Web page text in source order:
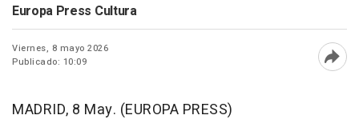
Europa Press Cultura
Viernes, 8 mayo 2026
Publicado: 10:09
MADRID, 8 May. (EUROPA PRESS)